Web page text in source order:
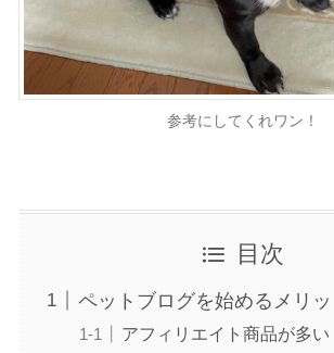
参考にしてくれワン！
目次
ペットブログを始めるメリッ
アフィリエイト商品が多い